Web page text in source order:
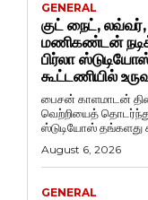
GENERAL
குட் நைட், லவ்வர்,
மணிகண்டன்
பிர்லா
கூட்டணியில்
பைசன் காளமாடன்
வெற்றியைத்
ஸ்டுடியோஸ் தங்களது
August 6, 2026
GENERAL